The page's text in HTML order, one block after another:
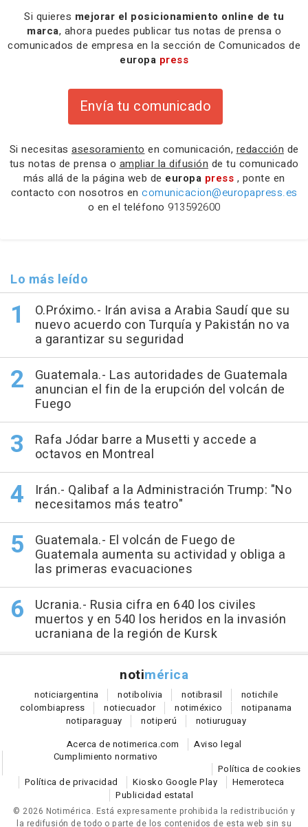
Si quieres mejorar el posicionamiento online de tu
marca, ahora puedes publicar tus notas de prensa o
comunicados de empresa en la sección de Comunicados de
europa press
Envía tu comunicado
Si necesitas asesoramiento en comunicación, redacción de
tus notas de prensa o ampliar la difusión de tu comunicado
más allá de la página web de europa press , ponte en
contacto con nosotros en comunicacion@europapress.es
o en el teléfono 913592600
Lo más leído
O.Próximo.- Irán avisa a Arabia Saudí que su
nuevo acuerdo con Turquía y Pakistán no va
a garantizar su seguridad
Guatemala.- Las autoridades de Guatemala
anuncian el fin de la erupción del volcán de
Fuego
Rafa Jódar barre a Musetti y accede a
octavos en Montreal
Irán.- Qalibaf a la Administración Trump: "No
necesitamos más teatro"
Guatemala.- El volcán de Fuego de
Guatemala aumenta su actividad y obliga a
las primeras evacuaciones
Ucrania.- Rusia cifra en 640 los civiles
muertos y en 540 los heridos en la invasión
ucraniana de la región de Kursk
notimérica
noticiargentina notibolivia notibrasil notichile
colombiapress notiecuador notiméxico notipanama
notiparaguay notiperú notiuruguay
Acerca de notimerica.com
Aviso legal
Cumplimiento normativo
Política de cookies
Política de privacidad
Kiosko Google Play
Hemeroteca
Publicidad estatal
© 2026 Notimérica. Está expresamente prohibida la redistribución y
la redifusión de todo o parte de los contenidos de esta web sin su